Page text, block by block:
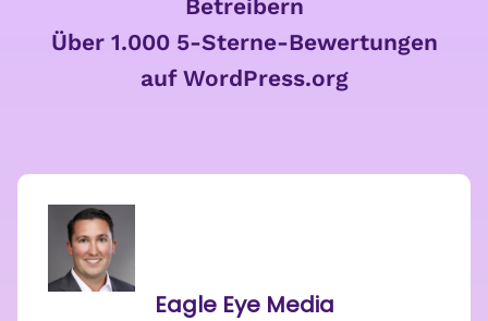
Betreibern
Über 1.000 5-Sterne-Bewertungen
auf WordPress.org
Eagle Eye Media